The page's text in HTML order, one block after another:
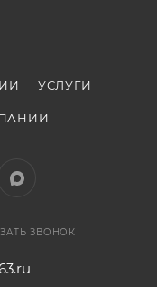
УСЛУГИ
ЗВОНОК